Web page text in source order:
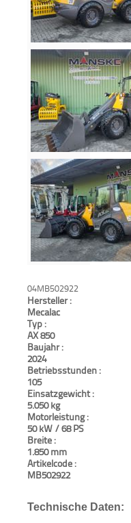
04MB502922
Hersteller :
Mecalac
Typ :
AX 850
Baujahr :
2024
Betriebsstunden :
105
Einsatzgewicht :
5.050 kg
Motorleistung :
50 kW / 68 PS
Breite :
1.850 mm
Artikelcode :
MB502922
Technische Daten: